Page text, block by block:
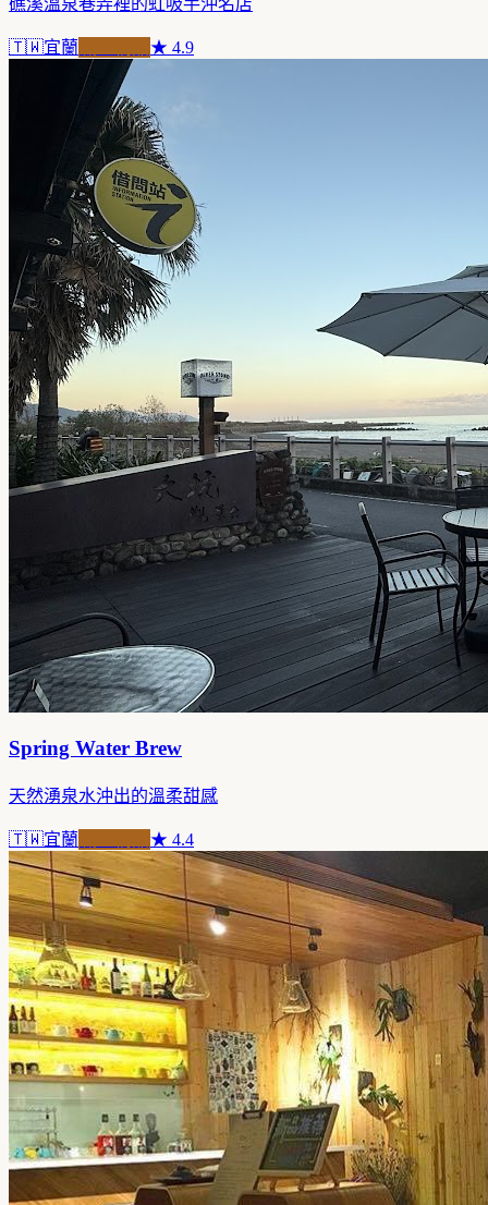
🇹🇼宜蘭 ★ 4.9
Spring Water Brew
天然湧泉水沖出的溫柔甜感
🇹🇼宜蘭 ★ 4.4